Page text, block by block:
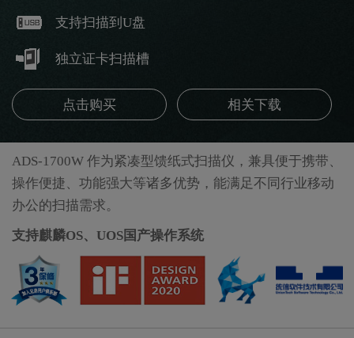
支持扫描到U盘
独立证卡扫描槽
点击购买 相关下载
ADS-1700W 作为紧凑型馈纸式扫描仪，兼具便于携带、
操作便捷、功能强大等诸多优势，能满足不同行业移动
办公的扫描需求。
支持麒麟OS、UOS国产操作系统